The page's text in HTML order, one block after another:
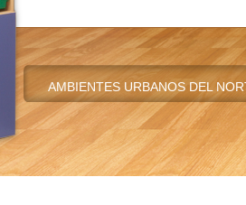
AMBIENTES URBANOS DEL